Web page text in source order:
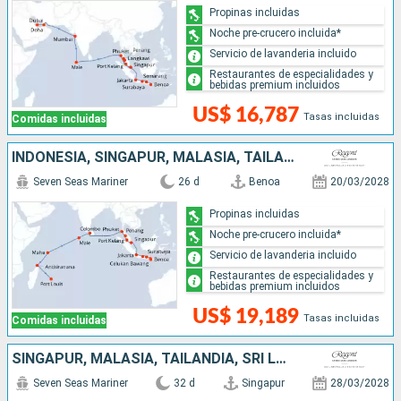
Comidas incluidas US$ 16,787 Tasas incluidas
Propinas incluidas
Noche pre-crucero incluida*
Servicio de lavanderia incluido
Restaurantes de especialidades y
bebidas premium incluidos
INDONESIA, SINGAPUR, MALASIA, TAILANDIA, SRI LANKA, MALDIVAS, SEYCHELLES, MADAGASCAR, MAURICE
Comidas incluidas
Seven Seas Mariner 26 d Benoa 20/03/2028
US$ 19,189 Tasas incluidas
Propinas incluidas
Noche pre-crucero incluida*
Servicio de lavanderia incluido
Restaurantes de especialidades y
bebidas premium incluidos
SINGAPUR, MALASIA, TAILANDIA, SRI LANKA, MALDIVAS, SEYCHELLES, MADAGASCAR, MAURICE, FRANCIA, SUDAFRICA
Seven Seas Mariner 32 d Singapur 28/03/2028